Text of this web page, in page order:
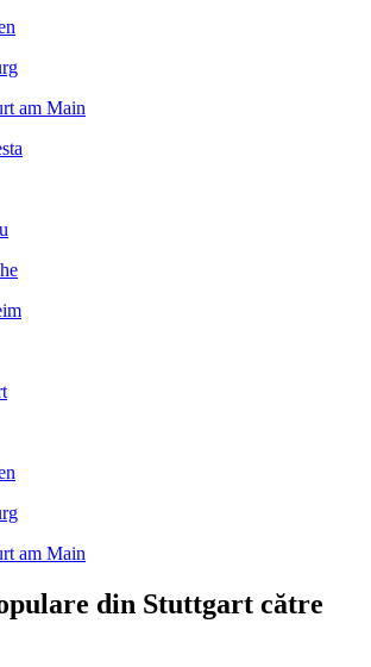
am Main
am Main
din Stuttgart către